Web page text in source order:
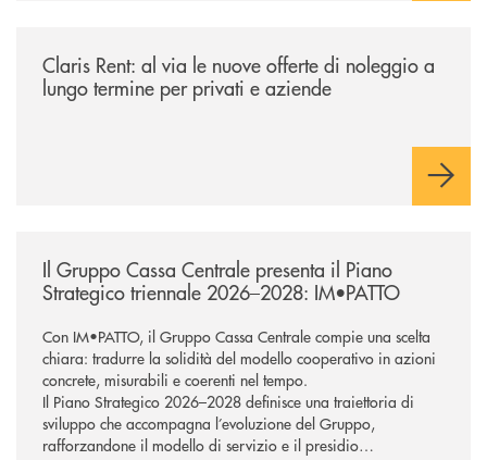
Claris Rent: al via le nuove offerte di noleggio a
lungo termine per privati e aziende
Il Gruppo Cassa Centrale presenta il Piano
Strategico triennale 2026–2028: IM•PATTO
Con IM•PATTO, il Gruppo Cassa Centrale compie una scelta
chiara: tradurre la solidità del modello cooperativo in azioni
concrete, misurabili e coerenti nel tempo.
Il Piano Strategico 2026–2028 definisce una traiettoria di
sviluppo che accompagna l’evoluzione del Gruppo,
rafforzandone il modello di servizio e il presidio